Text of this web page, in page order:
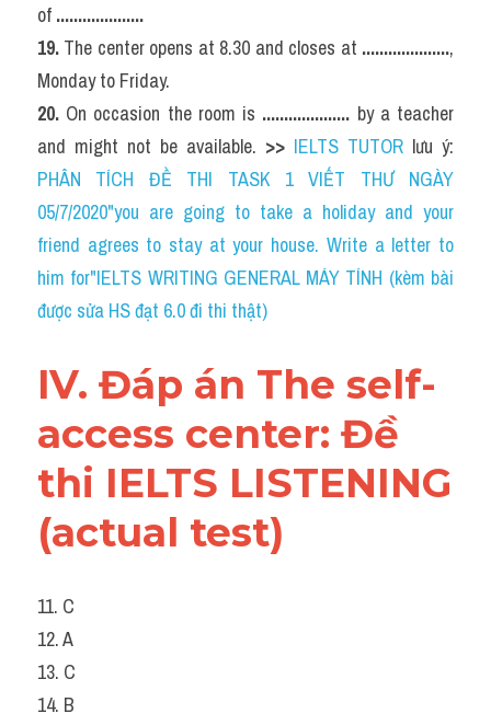
of ....................
19. The center opens at 8.30 and closes at ....................,
Monday to Friday.
20. On occasion the room is .................... by a teacher
and might not be available. >> IELTS TUTOR
PHÂN TÍCH ĐỀ THI TASK 1 VIẾT THƯ NGÀY
05/7/2020"you are going to take a holiday and your
friend agrees to stay at your house. Write a letter to
him for"IELTS WRITING GENERAL MÁY TÍNH (kèm bài
được sửa HS đạt 6.0 đi thi thật)
IV. Đáp án The self-
access center: Đề
thi IELTS LISTENING
(actual test)
11. C
12. A
13. C
14. B